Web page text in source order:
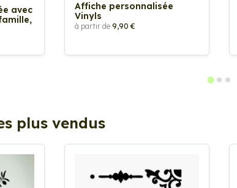
avec
Affiche personnalisée
Vinyls
à partir de 9,90 €
plus vendus